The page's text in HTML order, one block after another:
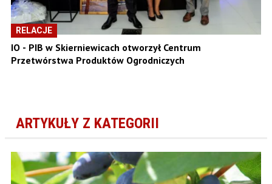
RELACJE
IO - PIB w Skierniewicach otworzył Centrum
Przetwórstwa Produktów Ogrodniczych
ARTYKUŁY Z KATEGORII